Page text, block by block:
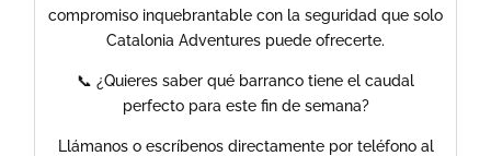
compromiso inquebrantable con la seguridad que solo
Catalonia Adventures puede ofrecerte.
​📞 ¿Quieres saber qué barranco tiene el caudal
perfecto para este fin de semana?
Llámanos o escríbenos directamente por teléfono al